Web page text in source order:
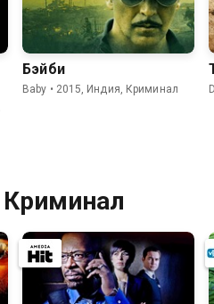
Бэйби
Baby • 2015, Индия, Криминал